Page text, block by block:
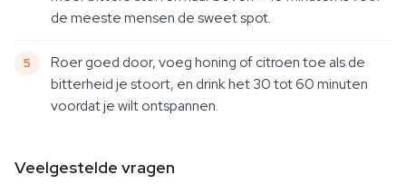
de meeste mensen de sweet spot.
Roer goed door, voeg honing of citroen toe als de
bitterheid je stoort, en drink het 30 tot 60 minuten
voordat je wilt ontspannen.
Veelgestelde vragen